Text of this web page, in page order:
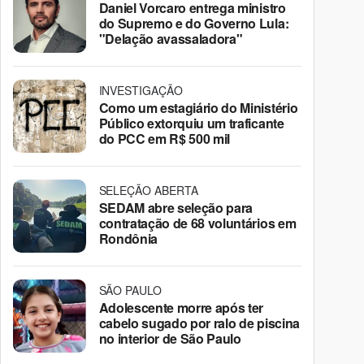
Daniel Vorcaro entrega ministro
do Supremo e do Governo Lula:
"Delação avassaladora"
INVESTIGAÇÃO
Como um estagiário do Ministério
Público extorquiu um traficante
do PCC em R$ 500 mil
SELEÇÃO ABERTA
SEDAM abre seleção para
contratação de 68 voluntários em
Rondônia
SÃO PAULO
Adolescente morre após ter
cabelo sugado por ralo de piscina
no interior de São Paulo